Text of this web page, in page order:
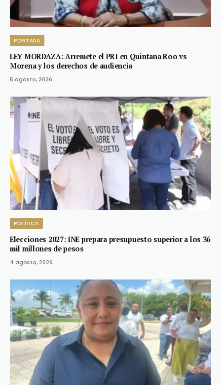
PORTADA
LEY MORDAZA: Arremete el PRI en Quintana Roo vs
Morena y los derechos de audiencia
5 agosto, 2026
POLÍTICA
Elecciones 2027: INE prepara presupuesto superior a los 36
mil millones de pesos
4 agosto, 2026